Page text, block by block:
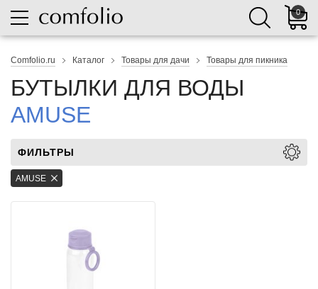
0
Comfolio.ru Каталог Товары для дачи Товары для пикника
БУТЫЛКИ ДЛЯ ВОДЫ
AMUSE
ФИЛЬТРЫ
AMUSE